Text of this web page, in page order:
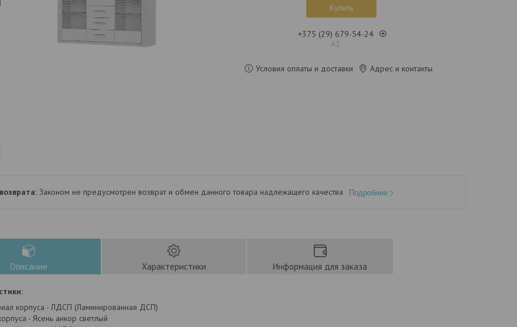
Купить
+375 (29) 679-54-24
А1
Условия оплаты и доставки Адрес и контакты
Законом не предусмотрен возврат и обмен данного товара надлежащего качества Подробнее
Описание Характеристики Информация для заказа
корпуса - ЛДСП (Ламинированная ДСП)
- Ясень анкор светлый